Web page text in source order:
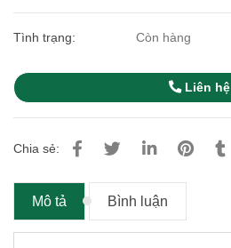
Tình trạng: Còn hàng
Liên hệ
Chia sẻ:
Mô tả Bình luận